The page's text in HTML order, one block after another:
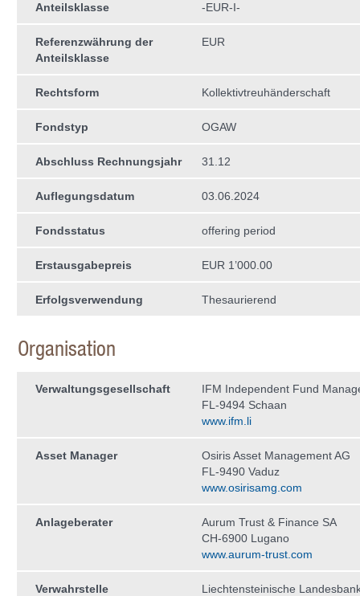
Anteilsklasse -EUR-I-
Referenzwährung der
Anteilsklasse
EUR
Rechtsform Kollektivtreuhän­derschaft
Fondstyp OGAW
Abschluss Rechnungsjahr 31.12
Auflegungsdatum 03.06.2024
Fondsstatus offering period
Erstausgabepreis EUR 1’000.00
Erfolgsverwendung Thesaurierend
Organisation
Verwaltungs­gesellschaft
IFM Independent Fund
FL-9494 Schaan
www.ifm.li
Asset Manager
Osiris Asset Management AG
FL-9490 Vaduz
www.osirisamg.com
Anlageberater
Aurum Trust & Finance SA
CH-6900 Lugano
www.aurum-trust.com
Verwahrstelle
Liechtensteinische